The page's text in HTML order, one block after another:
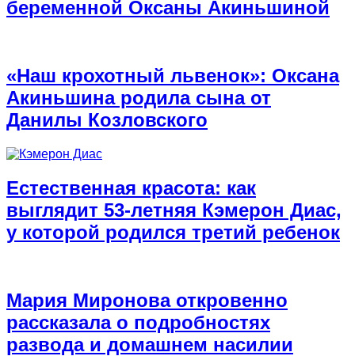
беременной Оксаны Акиньшиной
«Наш крохотный львенок»: Оксана
Акиньшина родила сына от
Данилы Козловского
Естественная красота: как
выглядит 53-летняя Кэмерон Диас,
у которой родился третий ребенок
Мария Миронова откровенно
рассказала о подробностях
развода и домашнем насилии